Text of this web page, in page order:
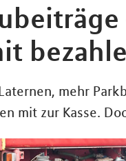
mehr
mit zur Kasse.